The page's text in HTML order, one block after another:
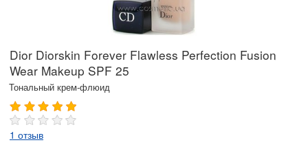
Dior Diorskin Forever Flawless Perfection Fusion
Wear Makeup SPF 25
Тональный крем-флюид
1 отзыв